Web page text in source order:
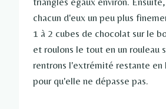
chacun d'eux un peu plus
1 à 2 cubes de chocolat sur le
et roulons le tout en un rouleau
rentrons l'extrémité restante en
pour qu'elle ne dépasse pas.